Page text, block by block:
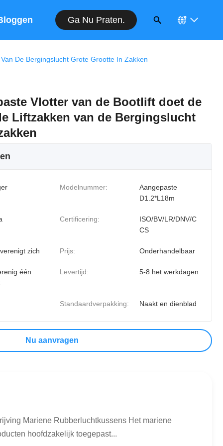
Ga Nu Praten.
De Bergingslucht Grote Grootte In Zakken
Vlotter van de Bootlift doet de
Liftzakken van de Bergingslucht
Modelnummer:
Aangepaste
D1.2*L18m
Certificering:
ISO/BV/LR/DNV/C
CS
zich Prijs: Onderhandelbaar
één
Levertijd: 5-8 het werkdagen
Standaardverpakking: Naakt en dienblad
Nu aanvragen
Mariene Rubberluchtkussens Het mariene
hoofdzakelijk toegepast...